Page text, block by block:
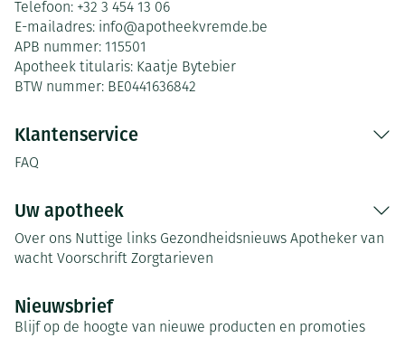
Telefoon: +32 3 454 13 06
E-mailadres: info@apotheekvremde.be
APB nummer: 115501
Apotheek titularis: Kaatje Bytebier
BTW nummer: BE0441636842
Klantenservice
FAQ
Uw apotheek
Over ons Nuttige links Gezondheidsnieuws Apotheker van
wacht Voorschrift Zorgtarieven
Nieuwsbrief
Blijf op de hoogte van nieuwe producten en promoties